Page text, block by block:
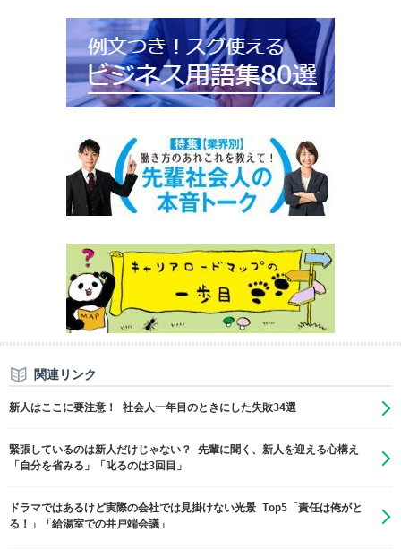
関連リンク
新人はここに要注意！ 社会人一年目のときにした失敗34選
緊張しているのは新人だけじゃない？ 先輩に聞く、新人を迎える心構え
「自分を省みる」「叱るのは3回目」
ドラマではあるけど実際の会社では見掛けない光景 Top5「責任は俺がと
る！」「給湯室での井戸端会議」